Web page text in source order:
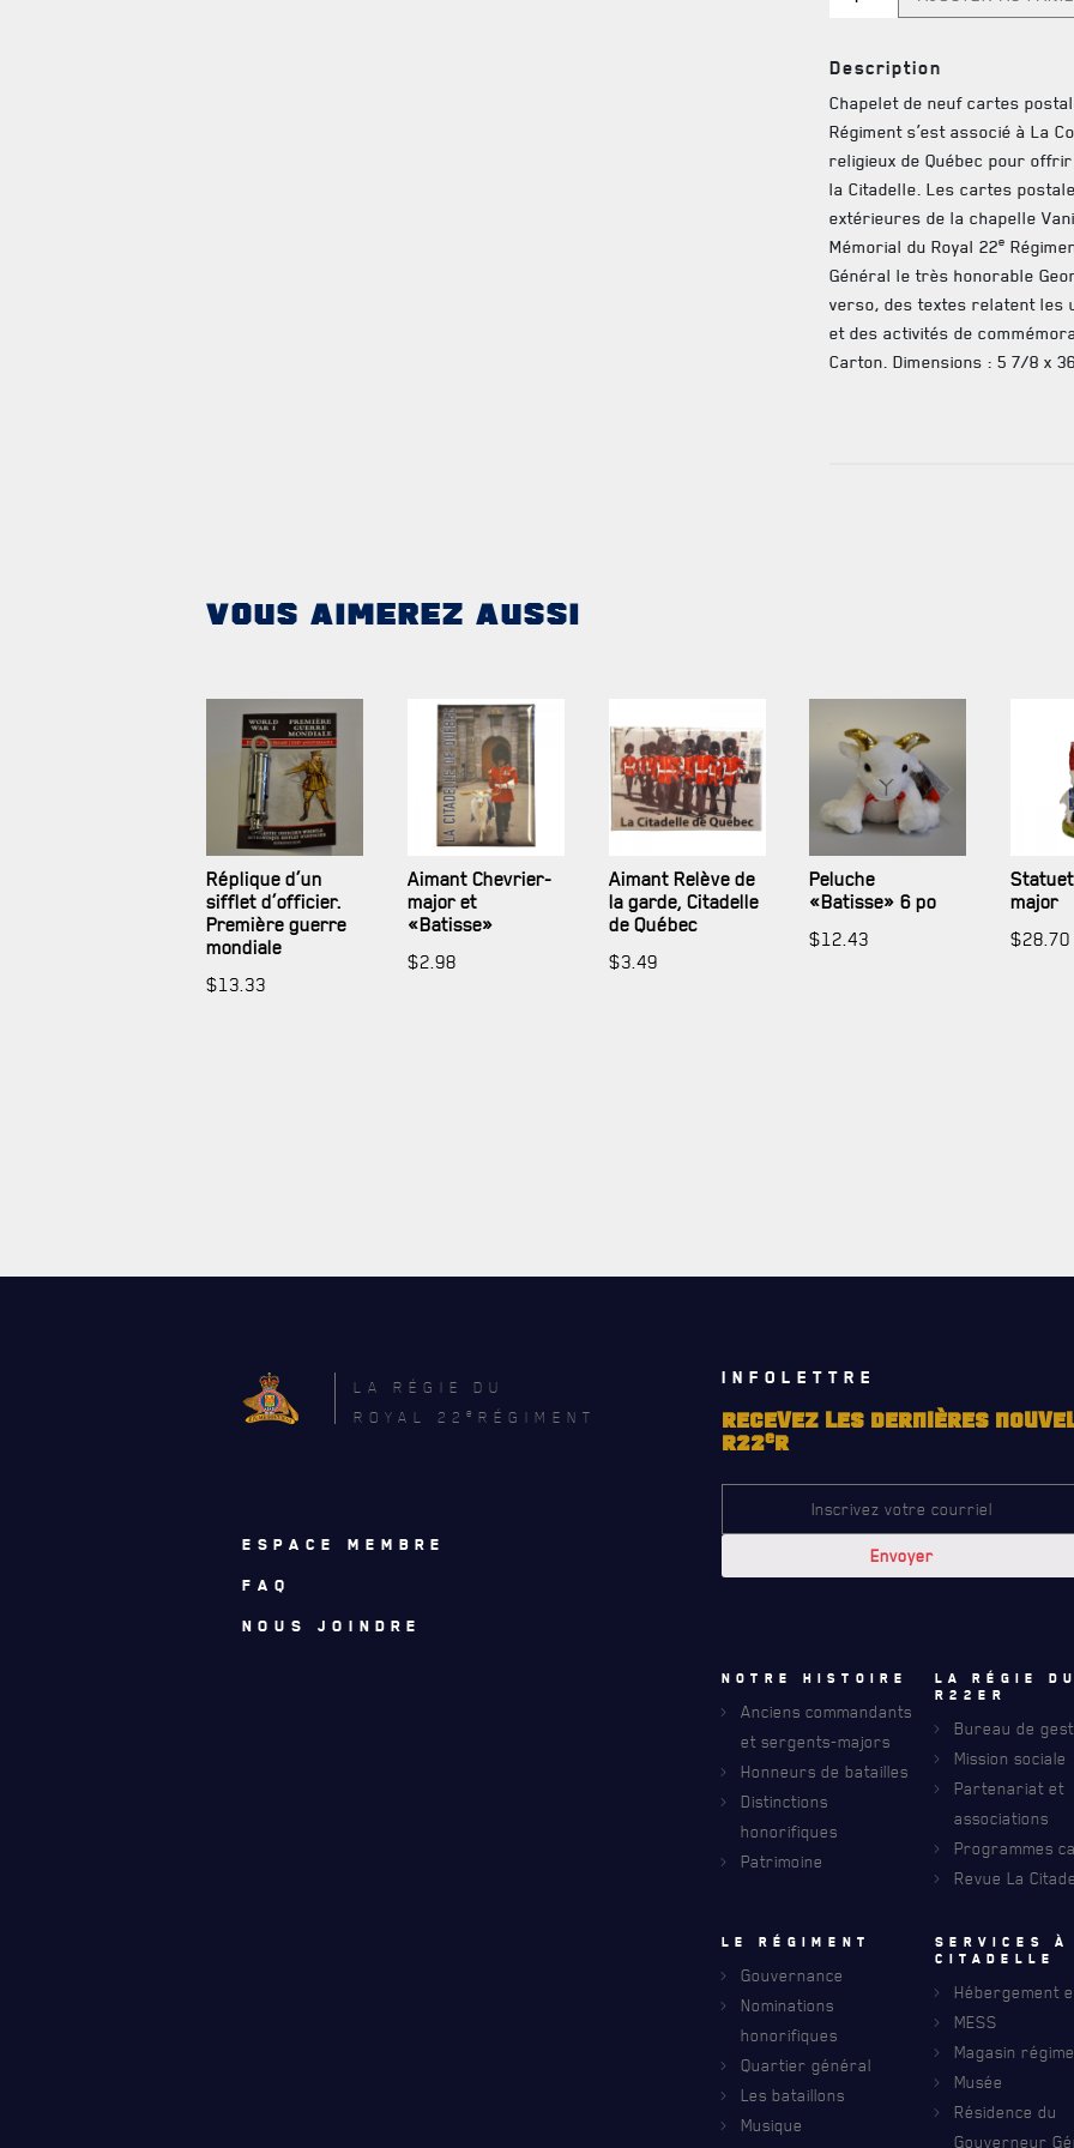
FAQ
DES RÉPONSES À VOS QUESTIONS
RECEVEZ NOS DERNIÈRES
de
cartes
postales
Description
Chapelet de neuf cartes
Régiment s’est associé à La
religieux de Québec pour
la Citadelle. Les cartes
extérieures de la chapelle
Mémorial du Royal 22e
Général le très honorable
verso, des textes relatent les
et des activités de
Carton. Dimensions : 5 7/8 x
VOUS AIMEREZ AUSSI
Réplique d’un
sifflet d’officier.
Première guerre
mondiale
$13.33
Aimant Chevrier-
major et
«Batisse»
$2.98
Aimant Relève de
la garde, Citadelle
de Québec
$3.49
Peluche
«Batisse» 6 po
$12.43
major
$28.70
LA RÉGIE DU
ROYAL 22 e RÉGIMENT
ESPACE MEMBRE
FAQ
NOUS JOINDRE
INFOLETTRE
RECEVEZ LES DERNIÈRES
R22eR
Notre histoire
Anciens commandants
et sergents-majors
Honneurs de batailles
Distinctions
honorifiques
Patrimoine
La régie du
R22eR
Bureau de
Mission sociale
Partenariat et
associations
Programmes
Revue La
Le régiment
Gouvernance
Nominations
honorifiques
Quartier général
Les bataillons
Musique
Services à
citadelle
Hébergement
MESS
Magasin
Musée
Résidence du
Gouverneur